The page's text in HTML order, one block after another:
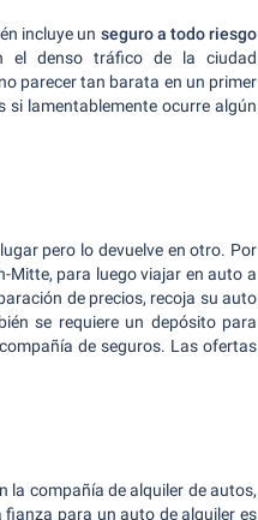
incluye un seguro a todo riesgo
el denso tráfico de la ciudad
parecer tan barata en un primer
si lamentablemente ocurre algún
pero lo devuelve en otro. Por
Mitte, para luego viajar en auto a
de precios, recoja su auto
se requiere un depósito para
de seguros. Las ofertas
la compañía de alquiler de autos,
fianza para un auto de alquiler es